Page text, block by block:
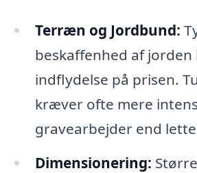
Terræn og Jordbund:
beskaffenhed af jorden
indflydelse på prisen.
kræver ofte mere
gravearbejder end
Dimensionering: